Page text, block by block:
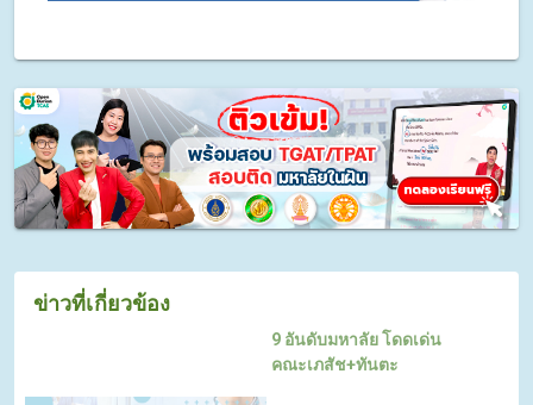
ข่าวที่เกี่ยวข้อง
9 อันดับมหาลัย โดดเด่น
คณะเภสัช+ทันตะ